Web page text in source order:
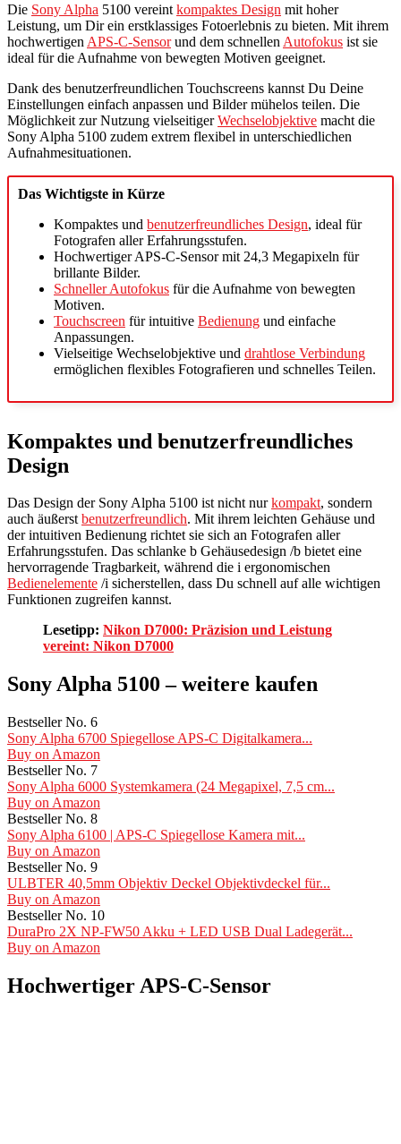
Die Sony Alpha 5100 vereint kompaktes Design mit hoher
Leistung, um Dir ein erstklassiges Fotoerlebnis zu bieten. Mit ihrem
hochwertigen APS-C-Sensorund dem schnellen Autofokus ist sie
ideal für die Aufnahme von bewegten Motiven geeignet.
Dank des benutzerfreundlichen Touchscreens kannst Du Deine
Einstellungen einfach anpassen und Bilder mühelos teilen. Die
Möglichkeit zur Nutzung vielseitigerWechselobjektive macht die
Sony Alpha 5100 zudem extrem flexibel in unterschiedlichen
Aufnahmesituationen.
Das Wichtigste in Kürze
Kompaktes und benutzerfreundliches Design, ideal für
Fotografen aller Erfahrungsstufen.
Hochwertiger APS-C-Sensor mit 24,3 Megapixeln für
brillante Bilder.
Schneller Autofokus für die Aufnahme von bewegten
Motiven.
Touchscreen für intuitive Bedienung und einfache
Anpassungen.
Vielseitige Wechselobjektive und drahtlose Verbindung
ermöglichen flexibles Fotografieren und schnelles Teilen.
Kompaktes und benutzerfreundliches
Design
Das Design der Sony Alpha 5100 ist nicht nurkompakt, sondern
auch äußerstbenutzerfreundlich. Mit ihrem leichten Gehäuse und
der intuitiven Bedienung richtet sie sich an Fotografen aller
Erfahrungsstufen. Das schlanke b Gehäusedesign /b bietet eine
hervorragende Tragbarkeit, während die i ergonomischen
Bedienelemente /i sicherstellen, dass Du schnell auf alle wichtigen
Funktionen zugreifen kannst.
Lesetipp: Nikon D7000: Präzision und Leistung
vereint: Nikon D7000
Sony Alpha 5100 – weitere kaufen
Bestseller No. 6
Sony Alpha 6700 Spiegellose APS-C Digitalkamera...
Buy on Amazon
Bestseller No. 7
Sony Alpha 6000 Systemkamera (24 Megapixel, 7,5 cm...
Buy on Amazon
Bestseller No. 8
Sony Alpha 6100 | APS-C Spiegellose Kamera mit...
Buy on Amazon
Bestseller No. 9
ULBTER 40,5mm Objektiv Deckel Objektivdeckel für...
Buy on Amazon
Bestseller No. 10
DuraPro 2X NP-FW50 Akku + LED USB Dual Ladegerät...
Buy on Amazon
Hochwertiger APS-C-Sensor